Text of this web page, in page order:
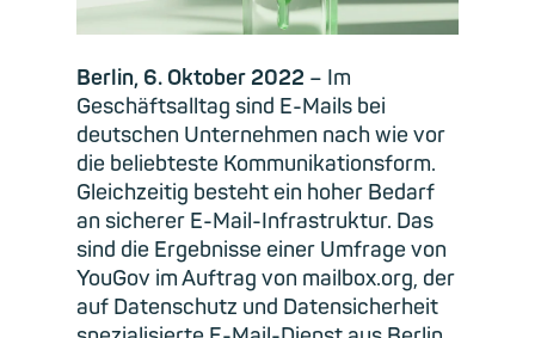
Berlin, 6. Oktober 2022 – Im
Geschäftsalltag sind E-Mails bei
deutschen Unternehmen nach wie vor
die beliebteste Kommunikationsform.
Gleichzeitig besteht ein hoher Bedarf
an sicherer E-Mail-Infrastruktur. Das
sind die Ergebnisse einer Umfrage von
YouGov im Auftrag von mailbox.org, der
auf Datenschutz und Datensicherheit